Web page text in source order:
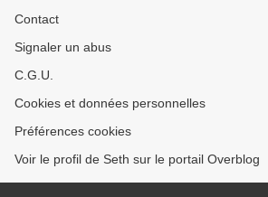
Contact
Signaler un abus
C.G.U.
Cookies et données personnelles
Préférences cookies
Voir le profil de Seth sur le portail Overblog